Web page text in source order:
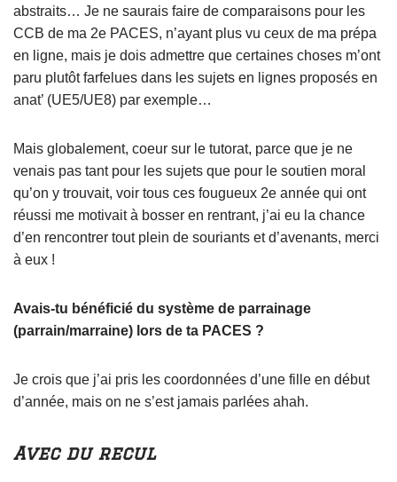
abstraits… Je ne saurais faire de comparaisons pour les
CCB de ma 2e PACES, n’ayant plus vu ceux de ma prépa
en ligne, mais je dois admettre que certaines choses m’ont
paru plutôt farfelues dans les sujets en lignes proposés en
anat’ (UE5/UE8) par exemple…
Mais globalement, coeur sur le tutorat, parce que je ne
venais pas tant pour les sujets que pour le soutien moral
qu’on y trouvait, voir tous ces fougueux 2e année qui ont
réussi me motivait à bosser en rentrant, j’ai eu la chance
d’en rencontrer tout plein de souriants et d’avenants, merci
à eux !
Avais-tu bénéficié du système de parrainage
(parrain/marraine) lors de ta PACES ?
Je crois que j’ai pris les coordonnées d’une fille en début
d’année, mais on ne s’est jamais parlées ahah.
Avec du recul